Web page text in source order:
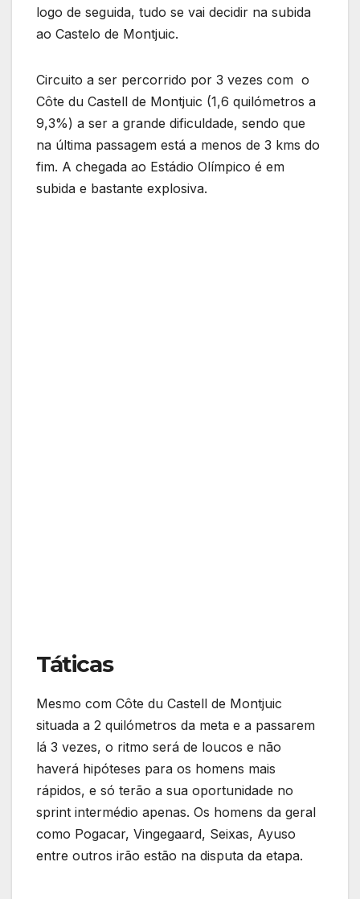
logo de seguida, tudo se vai decidir na subida
ao Castelo de Montjuic.
Circuito a ser percorrido por 3 vezes com o
Côte du Castell de Montjuic (1,6 quilómetros a
9,3%) a ser a grande dificuldade, sendo que
na última passagem está a menos de 3 kms do
fim. A chegada ao Estádio Olímpico é em
subida e bastante explosiva.
Táticas
Mesmo com Côte du Castell de Montjuic
situada a 2 quilómetros da meta e a passarem
lá 3 vezes, o ritmo será de loucos e não
haverá hipóteses para os homens mais
rápidos, e só terão a sua oportunidade no
sprint intermédio apenas. Os homens da geral
como Pogacar, Vingegaard, Seixas, Ayuso
entre outros irão estão na disputa da etapa.